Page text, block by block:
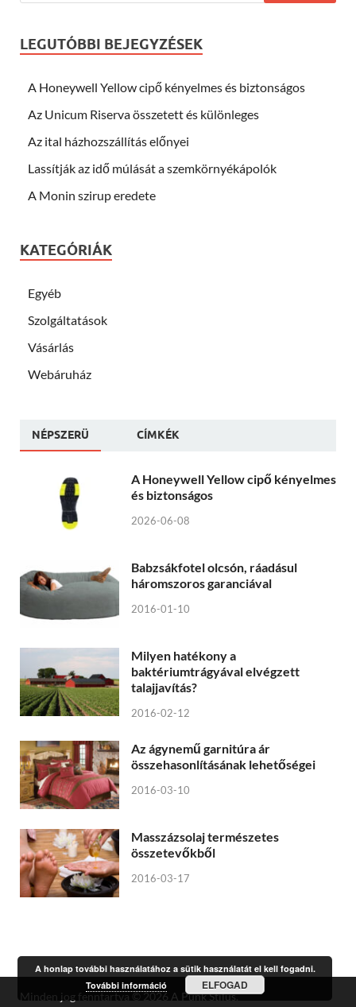
LEGUTÓBBI BEJEGYZÉSEK
A Honeywell Yellow cipő kényelmes és biztonságos
Az Unicum Riserva összetett és különleges
Az ital házhozszállítás előnyei
Lassítják az idő múlását a szemkörnyékápolók
A Monin szirup eredete
KATEGÓRIÁK
Egyéb
Szolgáltatások
Vásárlás
Webáruház
NÉPSZERÜ CÍMKÉK
A Honeywell Yellow cipő kényelmes
és biztonságos
2026-06-08
Babzsákfotel olcsón, ráadásul
háromszoros garanciával
2016-01-10
Milyen hatékony a
baktériumtrágyával elvégzett
talajjavítás?
2016-02-12
Az ágynemű garnitúra ár
összehasonlításának lehetőségei
2016-03-10
Masszázsolaj természetes
összetevőkből
2016-03-17
Minden jog fenntartva © 2026 A Punk Stílus.
A honlap további használatához a sütik használatát el kell fogadni.
További információ
ELFOGAD